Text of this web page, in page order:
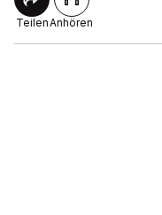
TeilenAnhören